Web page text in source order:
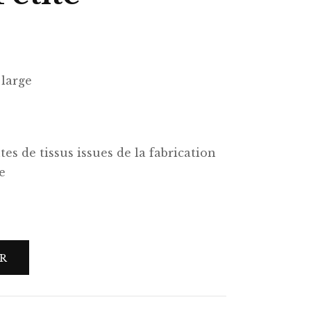
capsule
de tissus issues de la fabrication